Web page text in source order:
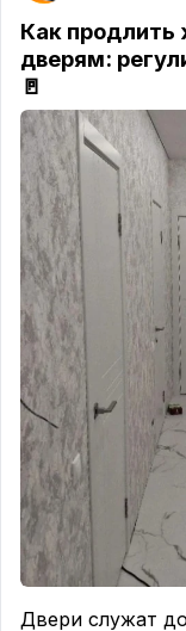
Как
дверям:
🚪
Двери служат